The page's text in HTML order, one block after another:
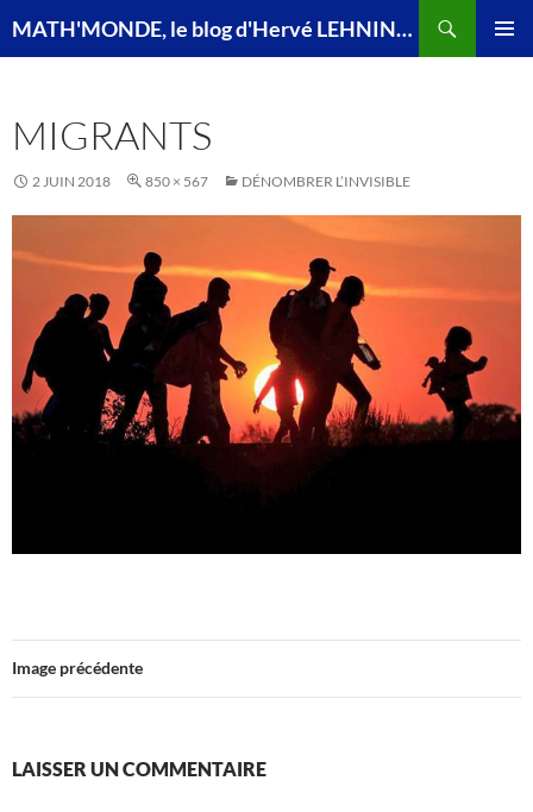
MATH'MONDE, le blog d'Hervé LEHNING, agrégé de mathématiques
MIGRANTS
2 JUIN 2018 850 × 567 DÉNOMBRER L’INVISIBLE
Image précédente
LAISSER UN COMMENTAIRE